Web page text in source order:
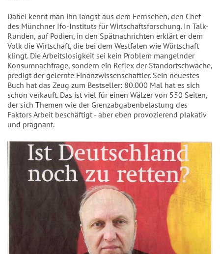
Dabei kennt man ihn längst aus dem Fernsehen, den Chef
des Münchner Ifo-Instituts für Wirtschaftsforschung. In Talk-
Runden, auf Podien, in den Spätnachrichten erklärt er dem
Volk die Wirtschaft, die bei dem Westfalen wie Würtschaft
klingt. Die Arbeitslosigkeit sei kein Problem mangelnder
Konsumnachfrage, sondern ein Reflex der Standortschwäche,
predigt der gelernte Finanzwissenschaftler. Sein neuestes
Buch hat das Zeug zum Bestseller: 80.000 Mal hat es sich
schon verkauft. Das ist viel für einen Wälzer von 550 Seiten,
der sich Themen wie der Grenzabgabenbelastung des
Faktors Arbeit beschäftigt - aber eben provozierend plakativ
und prägnant.